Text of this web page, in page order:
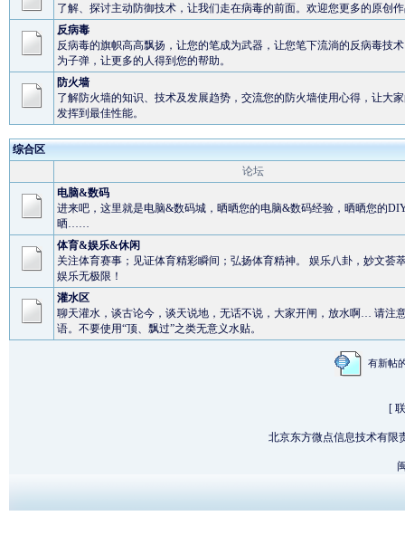
了解、探讨主动防御技术，让我们走在病毒的前面。欢迎您更多的原创
反病毒
反病毒的旗帜高高飘扬，让您的笔成为武器，让您笔下流淌的反病毒技
为子弹，让更多的人得到您的帮助。
防火墙
了解防火墙的知识、技术及发展趋势，交流您的防火墙使用心得，让大
发挥到最佳性能。
综合区
论坛
电脑&数码
进来吧，这里就是电脑&数码城，晒晒您的电脑&数码经验，晒晒您的
晒……
体育&娱乐&休闲
关注体育赛事；见证体育精彩瞬间；弘扬体育精神。 娱乐八卦，妙文荟
娱乐无极限！
灌水区
聊天灌水，谈古论今，谈天说地，无话不说，大家开闸，放水啊… 请注
语。不要使用“顶、飘过”之类无意义水贴。
有新
[
北京东方微点信息技术有限